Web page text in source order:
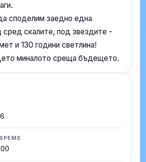
споделим заедно една
сред скалите, под звездите -
и 130 години светлина!
миналото среща бъдещето.